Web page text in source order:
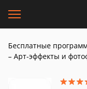
Бесплатные
– Aрт-эффекты и